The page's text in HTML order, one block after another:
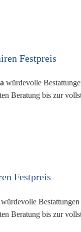
Festpreis
würdevolle
Beratung bis zur
Festpreis
würdevolle
Beratung bis zur